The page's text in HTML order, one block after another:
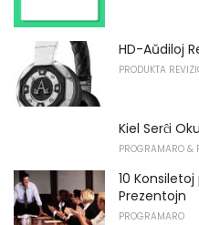
HD-Aŭdiloj
PRODUKTA
Kiel Serĉi
PROGRAMARO &
10
Prezentojn
PROGRAMARO